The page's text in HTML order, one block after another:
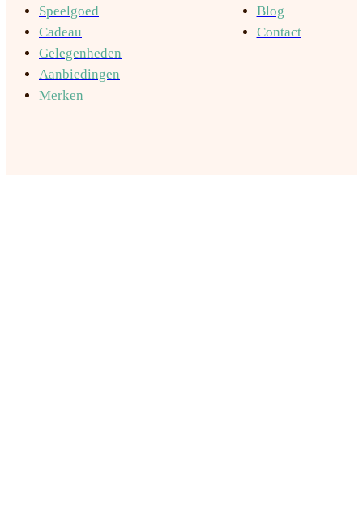
Speelgoed
Cadeau
Gelegenheden
Aanbiedingen
Merken
Blog
Contact